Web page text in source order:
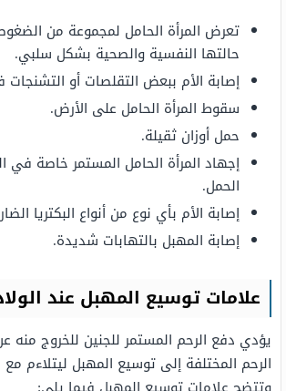
تعرض المرأة الحامل لمجموعة من
حالتها النفسية والصحية بشكل سلبي.
إصابة الأم ببعض التقلصات أو
سقوط المرأة الحامل على الأرض.
حمل أوزان ثقيلة.
إجهاد المرأة الحامل المستمر خاصة في
الحمل.
إصابة الأم بأي نوع من أنواع البكتريا
إصابة المهبل بالتهابات شديدة.
علامات توسيع المهبل عند
يؤدي دفع الرحم المستمر للجنين للخروج
الرحم المختلفة إلى توسيع المهبل ليتلاءم مع